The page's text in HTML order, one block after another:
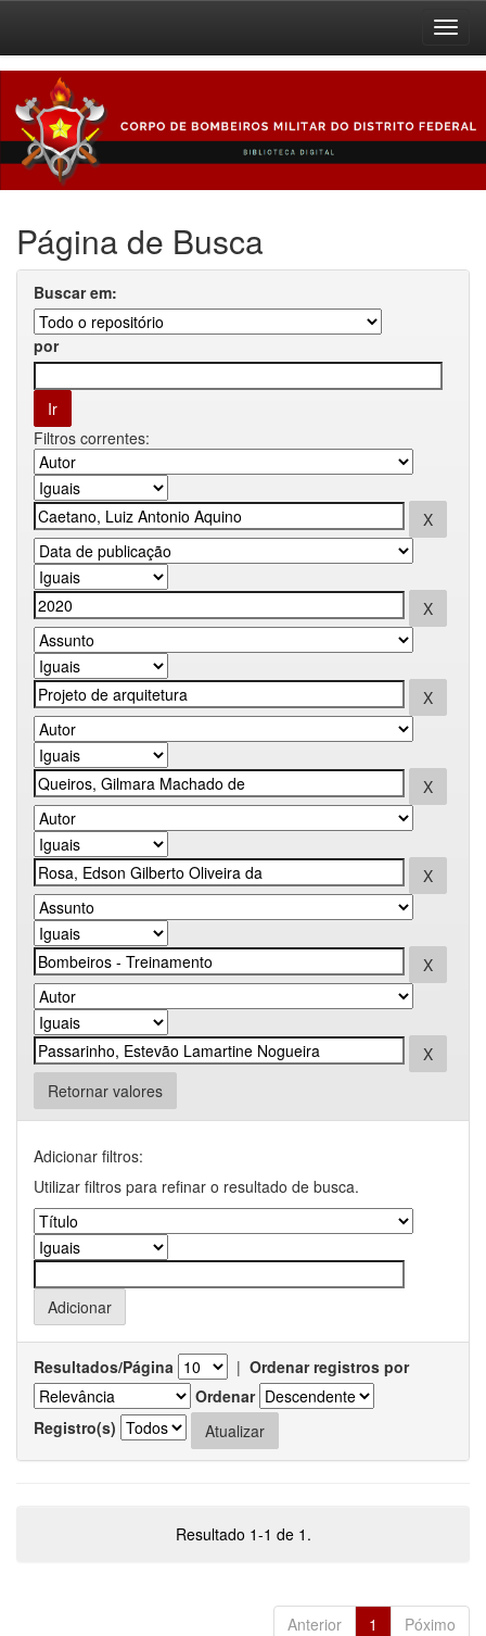
navigation
Página de Busca
Buscar em:
por
Filtros correntes:
Retornar valores
Adicionar filtros:
Utilizar filtros para refinar o resultado de busca.
Resultados/Página | Ordenar registros por
Ordenar
Registro(s)
Resultado 1-1 de 1.
Anterior 1 Póximo